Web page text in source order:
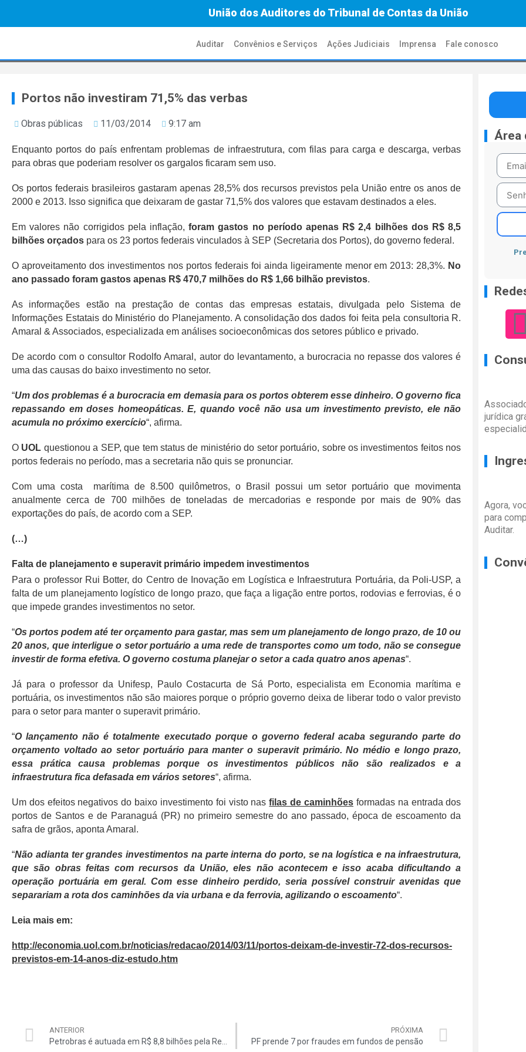
União dos Auditores do Tribunal de Contas da União
Auditar Convênios e Serviços Ações Judiciais Imprensa Fale conosco
Portos não investiram 71,5% das verbas
Obras públicas 11/03/2014 9:17 am
Enquanto portos do país enfrentam problemas de infraestrutura, com filas para carga e descarga, verbas
para obras que poderiam resolver os gargalos ficaram sem uso.
Os portos federais brasileiros gastaram apenas 28,5% dos recursos previstos pela União entre os anos de
2000 e 2013. Isso significa que deixaram de gastar 71,5% dos valores que estavam destinados a eles.
Em valores não corrigidos pela inflação,foram gastos no período apenas R$ 2,4 bilhões dos R$ 8,5
bilhões orçados para os 23 portos federais vinculados à SEP (Secretaria dos Portos), do governo federal.
O aproveitamento dos investimentos nos portos federais foi ainda ligeiramente menor em 2013: 28,3%. No
ano passado foram gastos apenas R$ 470,7 milhões do R$ 1,66 bilhão previstos.
As informações estão na prestação de contas das empresas estatais, divulgada pelo Sistema de
Informações Estatais do Ministério do Planejamento. A consolidação dos dados foi feita pela consultoria R.
Amaral & Associados, especializada em análises socioeconômicas dos setores público e privado.
De acordo com o consultor Rodolfo Amaral, autor do levantamento, a burocracia no repasse dos valores é
uma das causas do baixo investimento no setor.
“Um dos problemas é a burocracia em demasia para os portos obterem esse dinheiro. O governo fica
repassando em doses homeopáticas. E, quando você não usa um investimento previsto, ele não
acumula no próximo exercício“, afirma.
O UOL questionou a SEP, que tem status de ministério do setor portuário, sobre os investimentos feitos nos
portos federais no período, mas a secretaria não quis se pronunciar.
Com uma costa marítima de 8.500 quilômetros, o Brasil possui um setor portuário que movimenta
anualmente cerca de 700 milhões de toneladas de mercadorias e responde por mais de 90% das
exportações do país, de acordo com a SEP.
(…)
Falta de planejamento e superavit primário impedem investimentos
Para o professor Rui Botter, do Centro de Inovação em Logística e Infraestrutura Portuária, da Poli-USP, a
falta de um planejamento logístico de longo prazo, que faça a ligação entre portos, rodovias e ferrovias, é o
que impede grandes investimentos no setor.
“Os portos podem até ter orçamento para gastar, mas sem um planejamento de longo prazo, de 10 ou
20 anos, que interligue o setor portuário a uma rede de transportes como um todo, não se consegue
investir de forma efetiva. O governo costuma planejar o setor a cada quatro anos apenas“.
Já para o professor da Unifesp, Paulo Costacurta de Sá Porto, especialista em Economia marítima e
portuária, os investimentos não são maiores porque o próprio governo deixa de liberar todo o valor previsto
para o setor para manter o superavit primário.
“O lançamento não é totalmente executado porque o governo federal acaba segurando parte do
orçamento voltado ao setor portuário para manter o superavit primário. No médio e longo prazo,
essa prática causa problemas porque os investimentos públicos não são realizados e a
infraestrutura fica defasada em vários setores“, afirma.
Um dos efeitos negativos do baixo investimento foi visto nas filas de caminhões formadas na entrada dos
portos de Santos e de Paranaguá (PR) no primeiro semestre do ano passado, época de escoamento da
safra de grãos, aponta Amaral.
“Não adianta ter grandes investimentos na parte internado porto, se na logística e na infraestrutura,
que são obras feitas com recursos da União, eles não acontecem e isso acaba dificultando a
operação portuária em geral. Com esse dinheiro perdido, seria possível construir avenidas que
separariam a rota dos caminhões da via urbana e da ferrovia, agilizando o escoamento“.
Leia mais em:
http://economia.uol.com.br/noticias/redacao/2014/03/11/portos-deixam-de-investir-72-dos-recursos-
previstos-em-14-anos-diz-estudo.htm
ANTERIOR PRÓXIMA
PF prende 7 por fraudes em fundos de pensão
Área
jurídica
Agora,
para
Auditar.